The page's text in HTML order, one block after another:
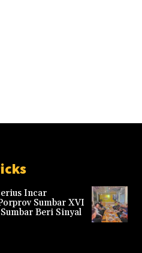
Incar
Sumbar XVI
Beri Sinyal